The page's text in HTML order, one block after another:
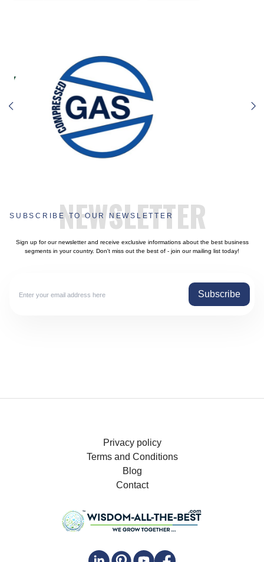
NEWSLETTER
SUBSCRIBE TO OUR NEWSLETTER
Sign up for our newsletter and receive exclusive informations about the best business
segments in your country. Don't miss out the best of - join our mailing list today!
Subscribe
Privacy policy
Terms and Conditions
Blog
Contact